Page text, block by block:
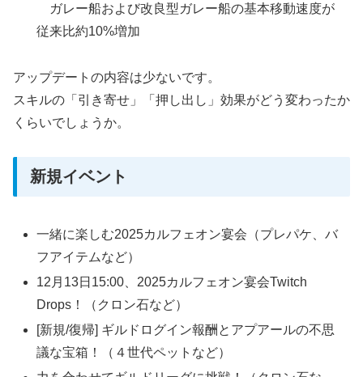
ガレー船および改良型ガレー船の基本移動速度が
従来比約10%増加
アップデートの内容は少ないです。
スキルの「引き寄せ」「押し出し」効果がどう変わったか
くらいでしょうか。
新規イベント
一緒に楽しむ2025カルフェオン宴会（プレパケ、バ
フアイテムなど）
12月13日15:00、2025カルフェオン宴会Twitch
Drops！（クロン石など）
[新規/復帰] ギルドログイン報酬とアプアールの不思
議な宝箱！（４世代ペットなど）